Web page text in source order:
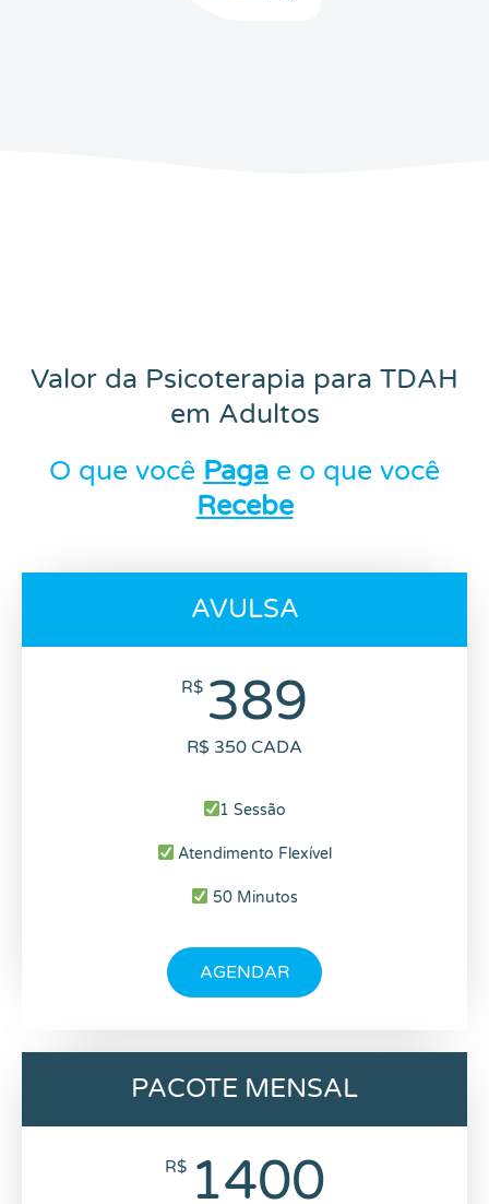
Valor da Psicoterapia para TDAH
em Adultos
O que você Paga e o que você
Recebe
AVULSA
R$ 389
R$ 350 CADA
1 Sessão
Atendimento Flexível
50 Minutos
AGENDAR
PACOTE MENSAL
R$ 1400